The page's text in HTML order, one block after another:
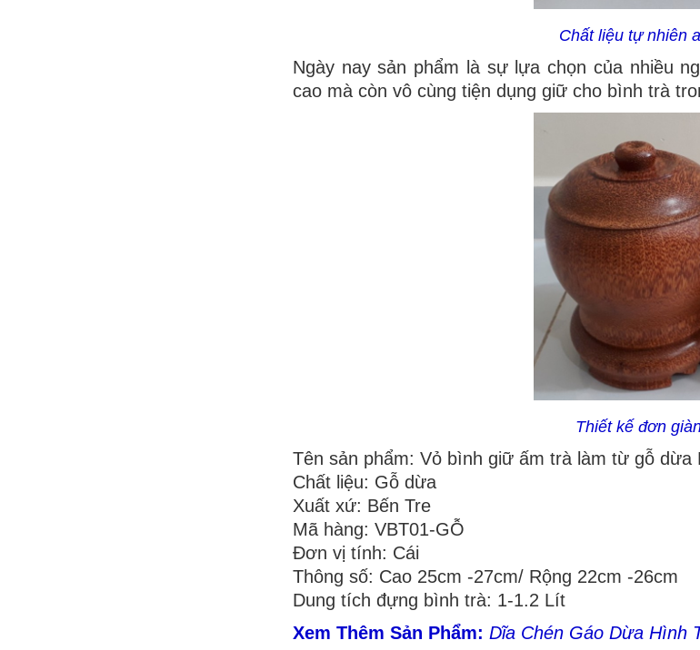
Chất liệu tự nhiên
Ngày nay sản phẩm là sự lựa chọn của nhiều
cao mà còn vô cùng tiện dụng giữ cho bình trà
Thiết kế đơn
Tên sản phẩm: Vỏ bình giữ ấm trà làm từ gỗ dừa
Chất liệu: Gỗ dừa
Xuất xứ: Bến Tre
Mã hàng: VBT01-GỖ
Đơn vị tính: Cái
Thông số: Cao 25cm -27cm/ Rộng 22cm -26cm
Dung tích đựng bình trà: 1-1.2 Lít
Xem Thêm Sản Phẩm: Dĩa Chén Gáo Dừa Hình